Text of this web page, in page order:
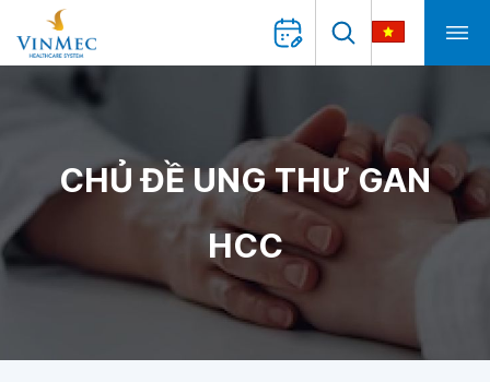
CHỦ ĐỀ UNG THƯ GAN
HCC